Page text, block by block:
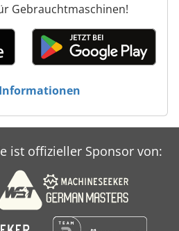
Gebrauchtmaschinen!
ist offizieller Sponsor von: